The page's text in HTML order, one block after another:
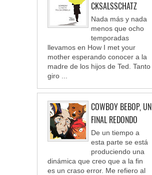
CKSALSSCHATZ
Nada más y nada
menos que ocho
temporadas
llevamos en How I met your
mother esperando conocer a la
madre de los hijos de Ted. Tanto
giro ...
COWBOY BEBOP, UN
FINAL REDONDO
De un tiempo a
esta parte se está
produciendo una
dinámica que creo que a la fin
es un craso error. Me refiero al